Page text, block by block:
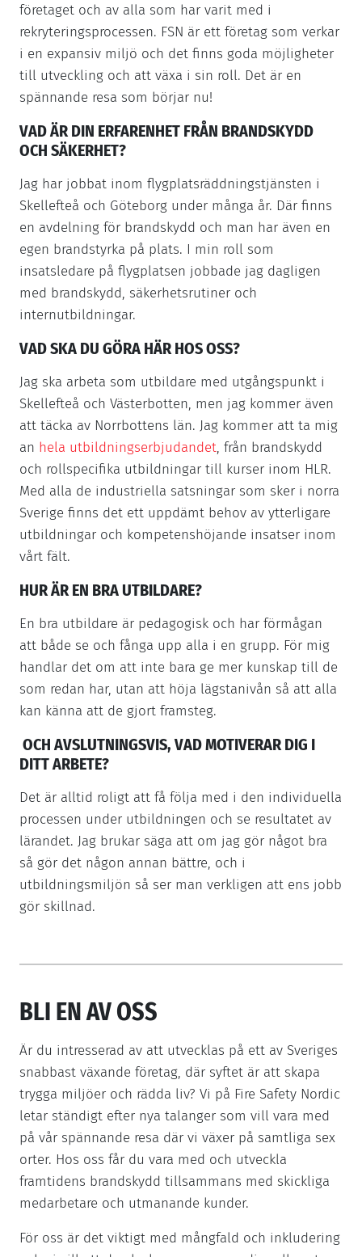
företaget och av alla som har varit med i
rekryteringsprocessen. FSN är ett företag som verkar
i en expansiv miljö och det finns goda möjligheter
till utveckling och att växa i sin roll. Det är en
spännande resa som börjar nu!
VAD ÄR DIN ERFARENHET FRÅN BRANDSKYDD
OCH SÄKERHET?
Jag har jobbat inom flygplatsräddningstjänsten i
Skellefteå och Göteborg under många år. Där finns
en avdelning för brandskydd och man har även en
egen brandstyrka på plats. I min roll som
insatsledare på flygplatsen jobbade jag dagligen
med brandskydd, säkerhetsrutiner och
internutbildningar.
VAD SKA DU GÖRA HÄR HOS OSS?
Jag ska arbeta som utbildare med utgångspunkt i
Skellefteå och Västerbotten, men jag kommer även
att täcka av Norrbottens län. Jag kommer att ta mig
an hela utbildningserbjudandet, från brandskydd
och rollspecifika utbildningar till kurser inom HLR.
Med alla de industriella satsningar som sker i norra
Sverige finns det ett uppdämt behov av ytterligare
utbildningar och kompetenshöjande insatser inom
vårt fält.
HUR ÄR EN BRA UTBILDARE?
En bra utbildare är pedagogisk och har förmågan
att både se och fånga upp alla i en grupp. För mig
handlar det om att inte bara ge mer kunskap till de
som redan har, utan att höja lägstanivån så att alla
kan känna att de gjort framsteg.
OCH AVSLUTNINGSVIS, VAD MOTIVERAR DIG I
DITT ARBETE?
Det är alltid roligt att få följa med i den individuella
processen under utbildningen och se resultatet av
lärandet. Jag brukar säga att om jag gör något bra
så gör det någon annan bättre, och i
utbildningsmiljön så ser man verkligen att ens jobb
gör skillnad.
BLI EN AV OSS
Är du intresserad av att utvecklas på ett av Sveriges
snabbast växande företag, där syftet är att skapa
trygga miljöer och rädda liv? Vi på Fire Safety Nordic
letar ständigt efter nya talanger som vill vara med
på vår spännande resa där vi växer på samtliga sex
orter. Hos oss får du vara med och utveckla
framtidens brandskydd tillsammans med skickliga
medarbetare och utmanande kunder.
För oss är det viktigt med mångfald och inkludering